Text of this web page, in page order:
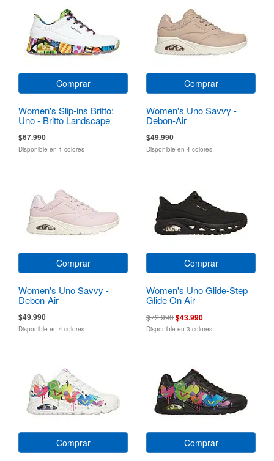
Comprar
Women's Slip-ins Britto:
Uno - Britto Landscape
$67.990
Disponible en 1 colores
Comprar
Women's Uno Savvy -
Debon-Air
$49.990
Disponible en 4 colores
Comprar
Women's Uno Savvy -
Debon-Air
$49.990
Disponible en 4 colores
Comprar
Women's Uno Glide-Step
Glide On Air
$72.990$43.990
Disponible en 3 colores
Comprar Comprar